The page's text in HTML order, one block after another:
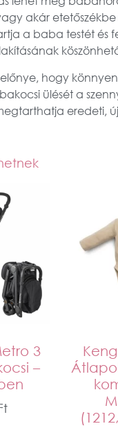
akár etetőszékbe
a baba testét és
hogy
ülését a
eredeti,
3
–